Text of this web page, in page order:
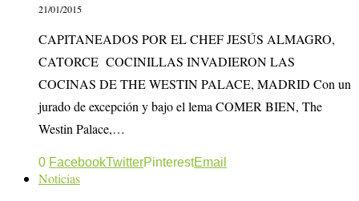
21/01/2015
CAPITANEADOS POR EL CHEF JESÚS ALMAGRO,
CATORCE COCINILLAS INVADIERON LAS
COCINAS DE THE WESTIN PALACE, MADRID Con un
jurado de excepción y bajo el lema COMER BIEN, The
Westin Palace,…
0 FacebookTwitterPinterestEmail
Noticias